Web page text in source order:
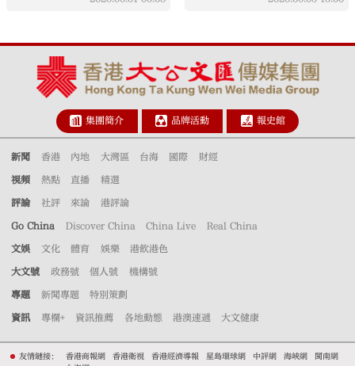
集團簡介 品牌活動 報史館
新聞 香港 內地 大灣區 台海 國際 財經
視頻 熱點 直播 精選
評論 社評 來論 港評論
Go China Discover China China Live Real China
文娛 文化 體育 娛樂 港飲港色
大文號 政務號 個人號 機構號
專題 新聞專題 特別策劃
資訊 專欄+ 資訊推薦 各地動態 港澳速遞 大文健康
友情鏈接： 香港商報網 香港衛視 香港經濟導報 星島環球網 中評網 海峽網
閩南網